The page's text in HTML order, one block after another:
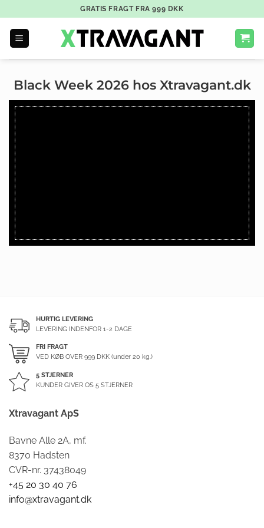
GRATIS FRAGT FRA999 DKK
Black Week 2026 hos Xtravagant.dk
Xtravagant ApS
Bavne Alle 2A, mf.
8370 Hadsten
CVR-nr. 37438049
+45 20 30 40 76
info@xtravagant.dk
HURTIG LEVERING
LEVERING INDENFOR 1-2 DAGE
FRI FRAGT
VED KØB OVER 999DKK (under 20 kg.)
5 STJERNER
KUNDER GIVER OS 5 STJERNER